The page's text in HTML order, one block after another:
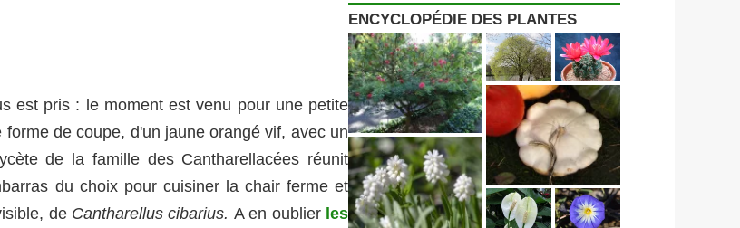
est pris : le moment est venu pour une petite
de coupe, d'un jaune orangé vif, avec un
de la famille des Cantharellacées réunit
du choix pour cuisiner la chair ferme et
de Cantharellus cibarius. A en oublier les
ENCYCLOPÉDIE DES PLANTES